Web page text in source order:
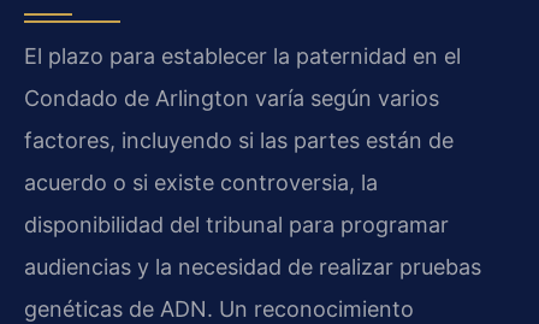
El plazo para establecer la paternidad en el
Condado de Arlington varía según varios
factores, incluyendo si las partes están de
acuerdo o si existe controversia, la
disponibilidad del tribunal para programar
audiencias y la necesidad de realizar pruebas
genéticas de ADN. Un reconocimiento